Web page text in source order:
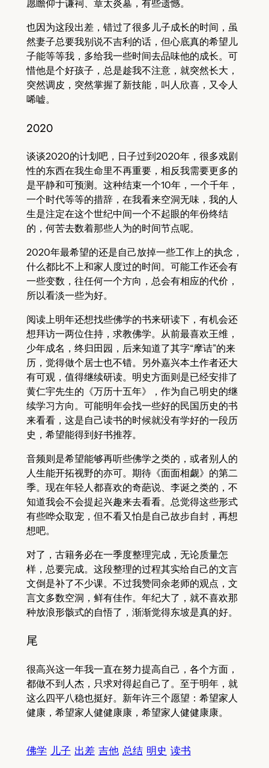
愿瞻仰于谦祠、章太炎墓，有些遗憾。
也因为这段出差，错过了很多儿子成长的时间，虽
然妻子总要我别说不吉利的话，但心底真的希望儿
子能等等我，多给我一些时间去品味他的成长。可
惜他是个好孩子，总是趁我不注意，就突然长大，
突然调皮，突然掌握了新技能，叫人欣喜，又令人
唏嘘。
2020
谈谈2020的计划吧，日子过到2020年，很多戏剧
性的东西在我生命里不再重要，相反我需要更多的
是平静和可预测。这种结束一个10年，一个千年，
一个时代等等的措辞，在我看来空洞无味，我的人
生是注定在这个世纪中间一个不起眼的年份终结
的，何苦去数着那些人为的时间节点呢。
2020年最希望的还是自己放掉一些工作上的执念，
什么都比不上和家人度过的时间。可能工作还会有
一些变数，往任何一个方向，总会有相应的代价，
所以看淡一些为好。
阅读上明年还想找些佛学的书来研读下，有机会还
想拜访一两位住持，求教佛学。从前最喜欢王维，
少年成名，终归田园，后来知道了其字“摩诘”的来
历，觉得做个居士也不错。另外嘉兴本土作者还大
有可观，值得继续研读。明史方面则是已经安排了
黄仁宇先生的《万历十五年》，作为自己明史的继
续学习方向。可能明年会找一些好的民国历史的书
来看看，这是自己读书的时候就没有学好的一段历
史，希望能得到好书推荐。
音频则是希望能够再听些佛学之类的，或者别人的
人生能开拓视野的亦可。期待《面面相觑》的第二
季。现在年轻人都喜欢的奇葩说、李诞之类的，不
知道我会不会提起兴趣来去看看。总觉得这些形式
有些哗众取宠，但不看又怕是自己故步自封，再想
想吧。
对了，古籍务必在一季度整理完成，无论质量怎
样，总要完成。这段整理的过程其实给自己的文言
文倒是补了不少课。不过我赞同余老师的观点，文
言文多数空洞，鲜有佳作。年纪大了，就不喜欢那
种放浪形骸式的自悟了，渐渐觉得东坡是真的好。
尾
很高兴这一年我一直在努力提高自己，各个方面，
都做不到人杰，只求对得起自己了。至于明年，就
这么四平八稳也挺好。新年许三个愿望：希望家人
健康，希望家人健健康康，希望家人健健康康。
佛学 儿子 出差 吉他 总结 明史 读书